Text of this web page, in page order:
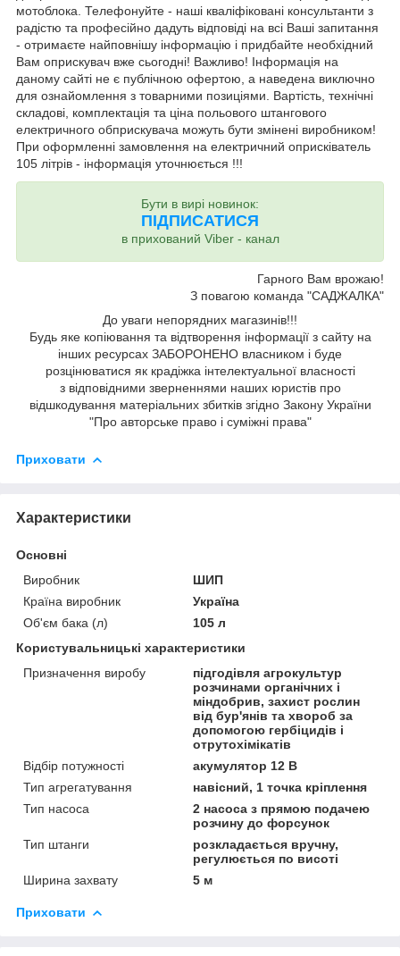
мотоблока. Телефонуйте - наші кваліфіковані консультанти з
радістю та професійно дадуть відповіді на всі Ваші запитання
- отримаєте найповнішу інформацію і придбайте необхідний
Вам оприскувач вже сьогодні! Важливо! Інформація на
даному сайті не є публічною офертою, а наведена виключно
для ознайомлення з товарними позиціями. Вартість, технічні
складові, комплектація та ціна польового штангового
електричного обприскувача можуть бути змінені виробником!
При оформленні замовлення на електричний оприсківатель
105 літрів - інформація уточнюється !!!
Бути в вирі новинок:
ПІДПИСАТИСЯ
в прихований Viber - канал
Гарного Вам врожаю!
З повагою команда "САДЖАЛКА"
До уваги непорядних магазинів!!!
Будь яке копіювання та відтворення інформації з сайту на
інших ресурсах ЗАБОРОНЕНО власником і буде
розцінюватися як крадіжка інтелектуальної власності
з відповідними зверненнями наших юристів про
відшкодування матеріальних збитків згідно Закону України
"Про авторське право і суміжні права"
Приховати
Характеристики
Основні
Виробник
ШИП
Країна виробник
Україна
Об'єм бака (л)
105 л
Користувальницькі характеристики
Призначення виробу
підгодівля агрокультур
розчинами органічних і
міндобрив, захист рослин
від бур'янів та хвороб за
допомогою гербіцидів і
отрутохімікатів
Відбір потужності
акумулятор 12 В
Тип агрегатування
навісний, 1 точка кріплення
Тип насоса
2 насоса з прямою подачею
розчину до форсунок
Тип штанги
розкладається вручну,
регулюється по висоті
Ширина захвату
5 м
Приховати